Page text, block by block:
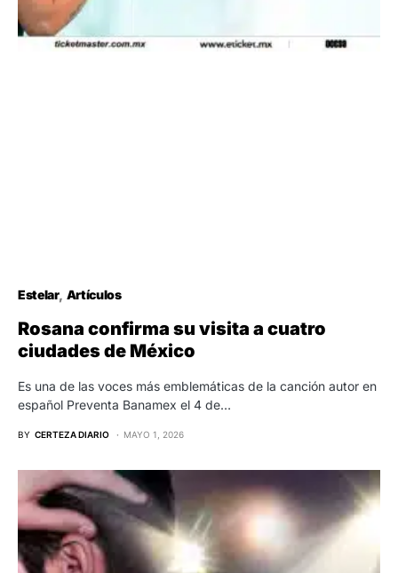
Estelar Artículos
Rosana confirma su visita a cuatro
ciudades de México
Es una de las voces más emblemáticas de la canción autor en
español Preventa Banamex el 4 de…
BY CERTEZA DIARIO MAYO 1, 2026